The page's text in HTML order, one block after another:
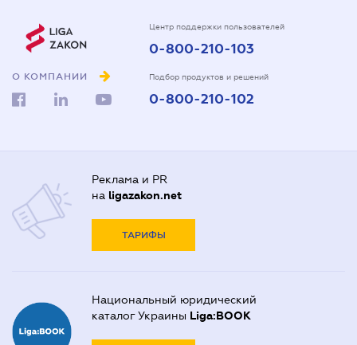
О КОМПАНИИ
Центр поддержки пользователей
0-800-210-103
Подбор продуктов и решений
0-800-210-102
Реклама и PR
на ligazakon.net
ТАРИФЫ
Национальный юридический
каталог Украины Liga:BOOK